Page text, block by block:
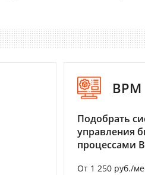
BPM
Подобрать
управления
процессами
От 1 250 руб./